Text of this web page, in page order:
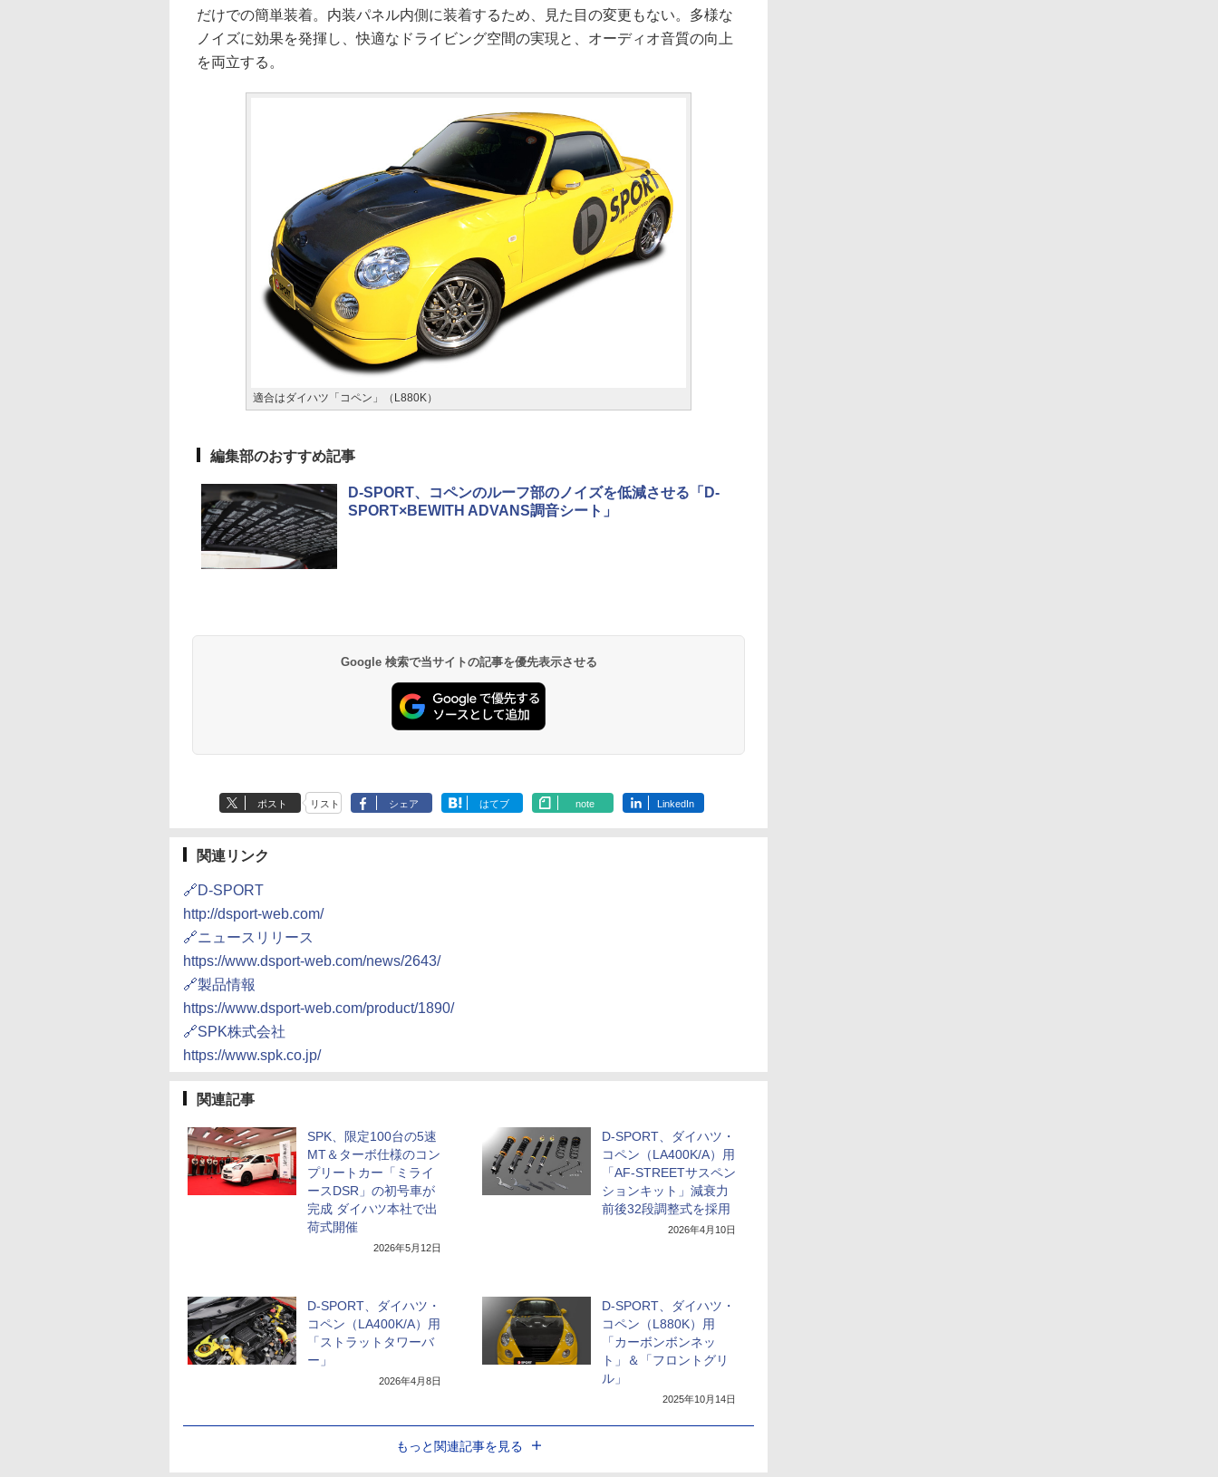
だけでの簡単装着。内装パネル内側に装着するため、見た目の変更もない。多様な
ノイズに効果を発揮し、快適なドライビング空間の実現と、オーディオ音質の向上
を両立する。
適合はダイハツ「コペン」（L880K）
編集部のおすすめ記事
D-SPORT、コペンのルーフ部のノイズを低減させる「D-
SPORT×BEWITH ADVANS調音シート」
Google 検索で当サイトの記事を優先表示させる
ポスト リスト シェア はてブ note LinkedIn
関連リンク
🔗D-SPORT
http://dsport-web.com/
🔗ニュースリリース
https://www.dsport-web.com/news/2643/
🔗製品情報
https://www.dsport-web.com/product/1890/
🔗SPK株式会社
https://www.spk.co.jp/
関連記事
SPK、限定100台の5速
MT＆ターボ仕様のコン
プリートカー「ミライ
ースDSR」の初号車が
完成 ダイハツ本社で出
荷式開催
2026年5月12日
D-SPORT、ダイハツ・
コペン（LA400K/A）用
「AF-STREETサスペン
ションキット」減衰力
前後32段調整式を採用
2026年4月10日
D-SPORT、ダイハツ・
コペン（LA400K/A）用
「ストラットタワーバ
ー」
2026年4月8日
D-SPORT、ダイハツ・
コペン（L880K）用
「カーボンボンネッ
ト」＆「フロントグリ
ル」
2025年10月14日
もっと関連記事を見る